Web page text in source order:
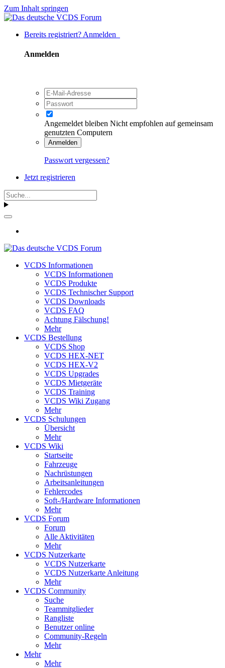
Zum Inhalt springen
Bereits registriert? Anmelden
Anmelden
Angemeldet bleiben Nicht empfohlen auf gemeinsam
genutzten Computern
Anmelden
Passwort vergessen?
Jetzt registrieren
VCDS Informationen
VCDS Informationen
VCDS Produkte
VCDS Technischer Support
VCDS Downloads
VCDS FAQ
Achtung Fälschung!
Mehr
VCDS Bestellung
VCDS Shop
VCDS HEX-NET
VCDS HEX-V2
VCDS Upgrades
VCDS Mietgeräte
VCDS Training
VCDS Wiki Zugang
Mehr
VCDS Schulungen
Übersicht
Mehr
VCDS Wiki
Startseite
Fahrzeuge
Nachrüstungen
Arbeitsanleitungen
Fehlercodes
Soft-/Hardware Informationen
Mehr
VCDS Forum
Forum
Alle Aktivitäten
Mehr
VCDS Nutzerkarte
VCDS Nutzerkarte
VCDS Nutzerkarte Anleitung
Mehr
VCDS Community
Suche
Teammitglieder
Rangliste
Benutzer online
Community-Regeln
Mehr
Mehr
Mehr